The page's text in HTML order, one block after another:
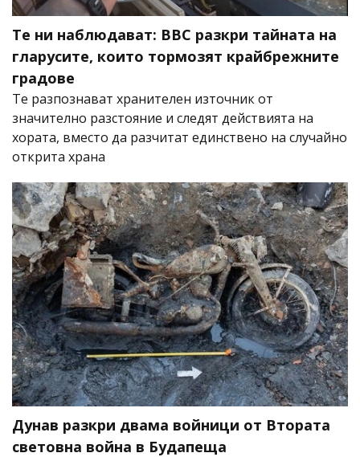
Те ни наблюдават: BBC разкри тайната на
гларусите, които тормозят крайбрежните
градове
Те разпознават хранителен източник от
значително разстояние и следят действията на
хората, вместо да разчитат единствено на случайно
открита храна
Дунав разкри двама войници от Втората
световна война в Будапеща